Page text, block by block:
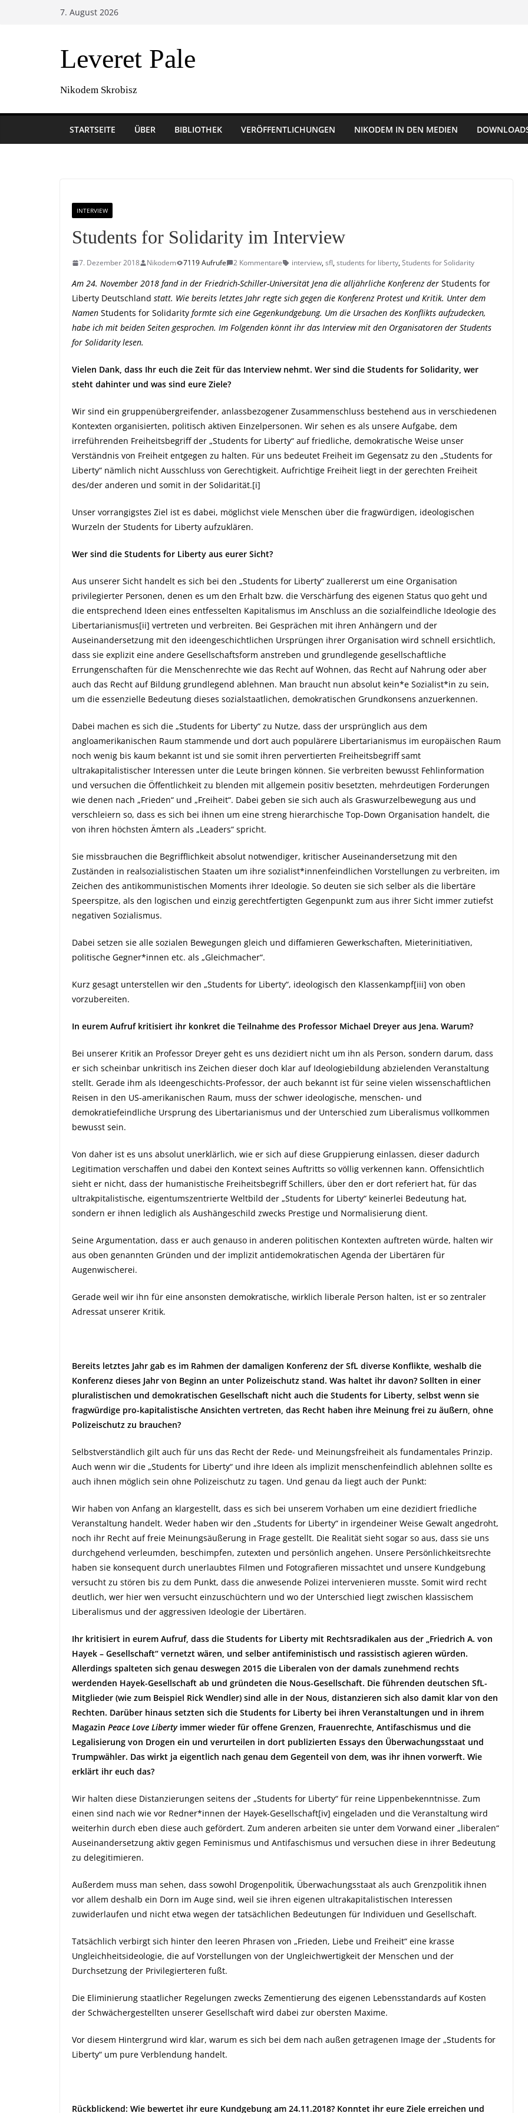
7. August 2026
Leveret Pale
Nikodem Skrobisz
STARTSEITE ÜBER BIBLIOTHEK VERÖFFENTLICHUNGEN NIKODEM IN DEN MEDIEN
INTERVIEW
Students for Solidarity im Interview
7. Dezember 2018 Nikodem 7119 Aufrufe 2 Kommentare interview,sfl,students for liberty,Students for Solidarity
Am 24. November 2018 fand in der Friedrich-Schiller-Universität Jena die alljährliche Konferenz der Students for
Liberty Deutschland statt. Wie bereits letztes Jahr regte sich gegen die Konferenz Protest und Kritik. Unter dem
Namen Students for Solidarity formte sich eine Gegenkundgebung. Um die Ursachen des Konflikts aufzudecken,
habe ich mit beiden Seiten gesprochen. Im Folgenden könnt ihr das Interview mit den Organisatoren der Students
for Solidarity lesen.
Vielen Dank, dass Ihr euch die Zeit für das Interview nehmt. Wer sind die Students for Solidarity, wer
steht dahinter und was sind eure Ziele?
Wir sind ein gruppenübergreifender, anlassbezogener Zusammenschluss bestehend aus in verschiedenen
Kontexten organisierten, politisch aktiven Einzelpersonen. Wir sehen es als unsere Aufgabe, dem
irreführenden Freiheitsbegriff der „Students for Liberty“ auf friedliche, demokratische Weise unser
Verständnis von Freiheit entgegen zu halten. Für uns bedeutet Freiheit im Gegensatz zu den „Students for
Liberty“ nämlich nicht Ausschluss von Gerechtigkeit. Aufrichtige Freiheit liegt in der gerechten Freiheit
des/der anderen und somit in der Solidarität.[i]
Unser vorrangigstes Ziel ist es dabei, möglichst viele Menschen über die fragwürdigen, ideologischen
Wurzeln der Students for Liberty aufzuklären.
Wer sind die Students for Liberty aus eurer Sicht?
Aus unserer Sicht handelt es sich bei den „Students for Liberty“ zuallererst um eine Organisation
privilegierter Personen, denen es um den Erhalt bzw. die Verschärfung des eigenen Status quo geht und
die entsprechend Ideen eines entfesselten Kapitalismus im Anschluss an die sozialfeindliche Ideologie des
Libertarianismus[ii] vertreten und verbreiten. Bei Gesprächen mit ihren Anhängern und der
Auseinandersetzung mit den ideengeschichtlichen Ursprüngen ihrer Organisation wird schnell ersichtlich,
dass sie explizit eine andere Gesellschaftsform anstreben und grundlegende gesellschaftliche
Errungenschaften für die Menschenrechte wie das Recht auf Wohnen, das Recht auf Nahrung oder aber
auch das Recht auf Bildung grundlegend ablehnen. Man braucht nun absolut kein*e Sozialist*in zu sein,
um die essenzielle Bedeutung dieses sozialstaatlichen, demokratischen Grundkonsens anzuerkennen.
Dabei machen es sich die „Students for Liberty“ zu Nutze, dass der ursprünglich aus dem
angloamerikanischen Raum stammende und dort auch populärere Libertarianismus im europäischen Raum
noch wenig bis kaum bekannt ist und sie somit ihren pervertierten Freiheitsbegriff samt
ultrakapitalistischer Interessen unter die Leute bringen können. Sie verbreiten bewusst Fehlinformation
und versuchen die Öffentlichkeit zu blenden mit allgemein positiv besetzten, mehrdeutigen Forderungen
wie denen nach „Frieden“ und „Freiheit“. Dabei geben sie sich auch als Graswurzelbewegung aus und
verschleiern so, dass es sich bei ihnen um eine streng hierarchische Top-Down Organisation handelt, die
von ihren höchsten Ämtern als „Leaders“ spricht.
Sie missbrauchen die Begrifflichkeit absolut notwendiger, kritischer Auseinandersetzung mit den
Zuständen in realsozialistischen Staaten um ihre sozialist*innenfeindlichen Vorstellungen zu verbreiten, im
Zeichen des antikommunistischen Moments ihrer Ideologie. So deuten sie sich selber als die libertäre
Speerspitze, als den logischen und einzig gerechtfertigten Gegenpunkt zum aus ihrer Sicht immer zutiefst
negativen Sozialismus.
Dabei setzen sie alle sozialen Bewegungen gleich und diffamieren Gewerkschaften, Mieterinitiativen,
politische Gegner*innen etc. als „Gleichmacher“.
Kurz gesagt unterstellen wir den „Students for Liberty“, ideologisch den Klassenkampf[iii] von oben
vorzubereiten.
In eurem Aufruf kritisiert ihr konkret die Teilnahme des Professor Michael Dreyer aus Jena. Warum?
Bei unserer Kritik an Professor Dreyer geht es uns dezidiert nicht um ihn als Person, sondern darum, dass
er sich scheinbar unkritisch ins Zeichen dieser doch klar auf Ideologiebildung abzielenden Veranstaltung
stellt. Gerade ihm als Ideengeschichts-Professor, der auch bekannt ist für seine vielen wissenschaftlichen
Reisen in den US-amerikanischen Raum, muss der schwer ideologische, menschen- und
demokratiefeindliche Ursprung des Libertarianismus und der Unterschied zum Liberalismus vollkommen
bewusst sein.
Von daher ist es uns absolut unerklärlich, wie er sich auf diese Gruppierung einlassen, dieser dadurch
Legitimation verschaffen und dabei den Kontext seines Auftritts so völlig verkennen kann. Offensichtlich
sieht er nicht, dass der humanistische Freiheitsbegriff Schillers, über den er dort referiert hat, für das
ultrakpitalistische, eigentumszentrierte Weltbild der „Students for Liberty“ keinerlei Bedeutung hat,
sondern er ihnen lediglich als Aushängeschild zwecks Prestige und Normalisierung dient.
Seine Argumentation, dass er auch genauso in anderen politischen Kontexten auftreten würde, halten wir
aus oben genannten Gründen und der implizit antidemokratischen Agenda der Libertären für
Augenwischerei.
Gerade weil wir ihn für eine ansonsten demokratische, wirklich liberale Person halten, ist er so zentraler
Adressat unserer Kritik.
Bereits letztes Jahr gab es im Rahmen der damaligen Konferenz der SfL diverse Konflikte, weshalb die
Konferenz dieses Jahr von Beginn an unter Polizeischutz stand. Was haltet ihr davon? Sollten in einer
pluralistischen und demokratischen Gesellschaft nicht auch die Students for Liberty, selbst wenn sie
fragwürdige pro-kapitalistische Ansichten vertreten, das Recht haben ihre Meinung frei zu äußern, ohne
Polizeischutz zu brauchen?
Selbstverständlich gilt auch für uns das Recht der Rede- und Meinungsfreiheit als fundamentales Prinzip.
Auch wenn wir die „Students for Liberty“ und ihre Ideen als implizit menschenfeindlich ablehnen sollte es
auch ihnen möglich sein ohne Polizeischutz zu tagen. Und genau da liegt auch der Punkt:
Wir haben von Anfang an klargestellt, dass es sich bei unserem Vorhaben um eine dezidiert friedliche
Veranstaltung handelt. Weder haben wir den „Students for Liberty“ in irgendeiner Weise Gewalt angedroht,
noch ihr Recht auf freie Meinungsäußerung in Frage gestellt. Die Realität sieht sogar so aus, dass sie uns
durchgehend verleumden, beschimpfen, zutexten und persönlich angehen. Unsere Persönlichkeitsrechte
haben sie konsequent durch unerlaubtes Filmen und Fotografieren missachtet und unsere Kundgebung
versucht zu stören bis zu dem Punkt, dass die anwesende Polizei intervenieren musste. Somit wird recht
deutlich, wer hier wen versucht einzuschüchtern und wo der Unterschied liegt zwischen klassischem
Liberalismus und der aggressiven Ideologie der Libertären.
Ihr kritisiert in eurem Aufruf, dass die Students for Liberty mit Rechtsradikalen aus der „Friedrich A. von
Hayek – Gesellschaft“ vernetzt wären, und selber antifeministisch und rassistisch agieren würden.
Allerdings spalteten sich genau deswegen 2015 die Liberalen von der damals zunehmend rechts
werdenden Hayek-Gesellschaft ab und gründeten die Nous-Gesellschaft. Die führenden deutschen SfL-
Mitglieder (wie zum Beispiel Rick Wendler) sind alle in der Nous, distanzieren sich also damit klar von den
Rechten. Darüber hinaus setzten sich die Students for Liberty bei ihren Veranstaltungen und in ihrem
Magazin Peace Love Libertyimmer wieder für offene Grenzen, Frauenrechte, Antifaschismus und die
Legalisierung von Drogen ein und verurteilen in dort publizierten Essays den Überwachungsstaat und
Trumpwähler. Das wirkt ja eigentlich nach genau dem Gegenteil von dem, was ihr ihnen vorwerft. Wie
erklärt ihr euch das?
Wir halten diese Distanzierungen seitens der „Students for Liberty“ für reine Lippenbekenntnisse. Zum
einen sind nach wie vor Redner*innen der Hayek-Gesellschaft[iv] eingeladen und die Veranstaltung wird
weiterhin durch eben diese auch gefördert. Zum anderen arbeiten sie unter dem Vorwand einer „liberalen“
Auseinandersetzung aktiv gegen Feminismus und Antifaschismus und versuchen diese in ihrer Bedeutung
zu delegitimieren.
Außerdem muss man sehen, dass sowohl Drogenpolitik, Überwachungsstaat als auch Grenzpolitik ihnen
vor allem deshalb ein Dorn im Auge sind, weil sie ihren eigenen ultrakapitalistischen Interessen
zuwiderlaufen und nicht etwa wegen der tatsächlichen Bedeutungen für Individuen und Gesellschaft.
Tatsächlich verbirgt sich hinter den leeren Phrasen von „Frieden, Liebe und Freiheit“ eine krasse
Ungleichheitsideologie, die auf Vorstellungen von der Ungleichwertigkeit der Menschen und der
Durchsetzung der Privilegierteren fußt.
Die Eliminierung staatlicher Regelungen zwecks Zementierung des eigenen Lebensstandards auf Kosten
der Schwächergestellten unserer Gesellschaft wird dabei zur obersten Maxime.
Vor diesem Hintergrund wird klar, warum es sich bei dem nach außen getragenen Image der „Students for
Liberty“ um pure Verblendung handelt.
Rückblickend: Wie bewertet ihr eure Kundgebung am 24.11.2018? Konntet ihr eure Ziele erreichen und